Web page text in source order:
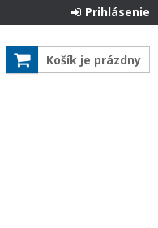
Prihlásenie
Košík je prázdny